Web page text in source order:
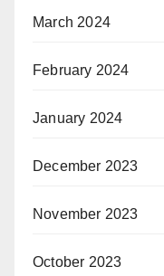
March 2024
February 2024
January 2024
December 2023
November 2023
October 2023